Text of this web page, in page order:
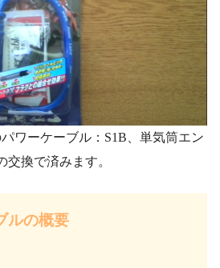
ワーケーブル：S1B、単気筒エン
交換で済みます。
ルの概要